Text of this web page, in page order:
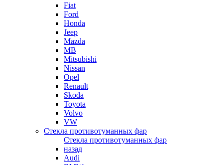
Fiat
Ford
Honda
Jeep
Mazda
MB
Mitsubishi
Nissan
Opel
Renault
Skoda
Toyota
Volvo
VW
Стекла противотуманных фар
Стекла противотуманных фар
назад
Audi